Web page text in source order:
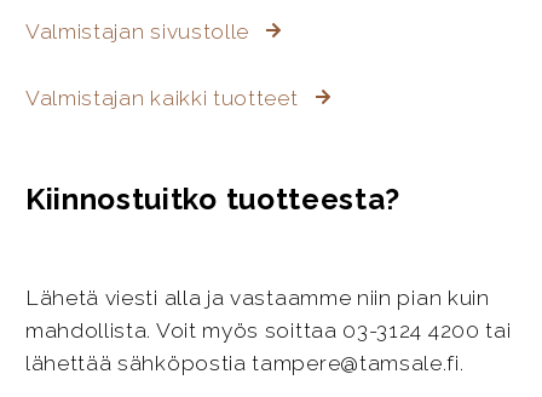
Valmistajan sivustolle
Valmistajan kaikki tuotteet
Kiinnostuitko tuotteesta?
Lähetä viesti alla ja vastaamme niin pian kuin
mahdollista. Voit myös soittaa 03-3124 4200 tai
lähettää sähköpostia tampere@tamsale.fi.